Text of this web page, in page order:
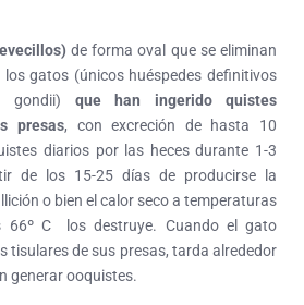
de forma oval que se eliminan
los gatos (únicos huéspedes definitivos
gondii) que han ingerido quistes
presas, con excreción de hasta 10
diarios por las heces durante 1-3
de los 15-25 días de producirse la
o bien el calor seco a temperaturas
66º C los destruye. Cuando el gato
tisulares de sus presas, tarda alrededor
generar ooquistes.